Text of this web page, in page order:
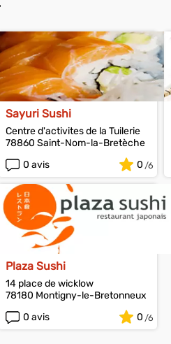
Sayuri Sushi
Centre d'activites de la Tuilerie
78860 Saint-Nom-la-Bretèche
0 avis
0
Plaza Sushi
14 place de wicklow
78180 Montigny-le-Bretonneux
0 avis
0